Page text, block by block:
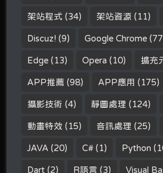
架站程式 (34) 架站資源 (11)
Discuz! (9) Google Chrome
Edge (13) Opera (10) 擴充
APP推薦 (98) APP應用 (175)
攝影技術 (4) 靜圖處理 (124)
動畫特效 (15) 音訊處理 (25)
JAVA (20) C# (1) Python
Dart (2) R語言 (3) Visual